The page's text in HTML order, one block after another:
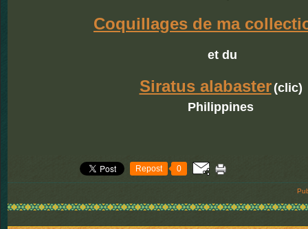
Coquillages de ma
et du
Siratus alabaster (clic)
Philippines
Repost 0